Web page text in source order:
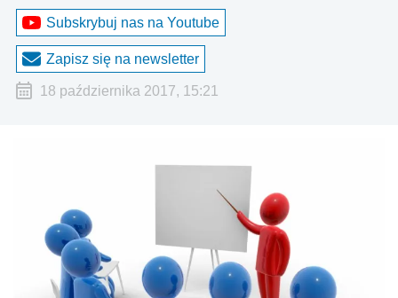
Subskrybuj nas na Youtube
Zapisz się na newsletter
18 października 2017, 15:21